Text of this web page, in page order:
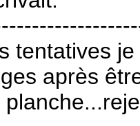
tentatives
après